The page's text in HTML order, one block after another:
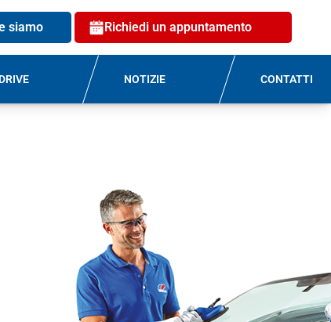
siamo Richiedi un appuntamento
NOTIZIE CONTATTI